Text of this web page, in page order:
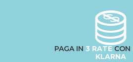
PAGA IN 3 RATECON
KLARNA